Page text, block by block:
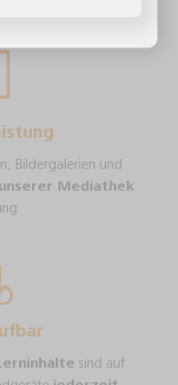
Bildergalerien und
Mediathek
sind auf